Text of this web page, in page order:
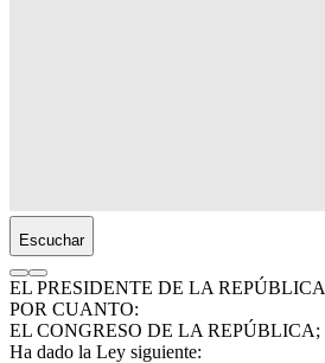
Escuchar
EL PRESIDENTE DE LA REPÚBLICA
POR CUANTO:
EL CONGRESO DE LA REPÚBLICA;
Ha dado la Ley siguiente: